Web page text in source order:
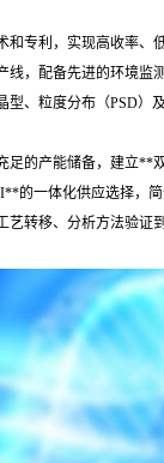
专利，实现高收率、
配备先进的环境监
、粒度分布（PSD）
的产能储备，建立**
一体化供应选择，简
移、分析方法验证